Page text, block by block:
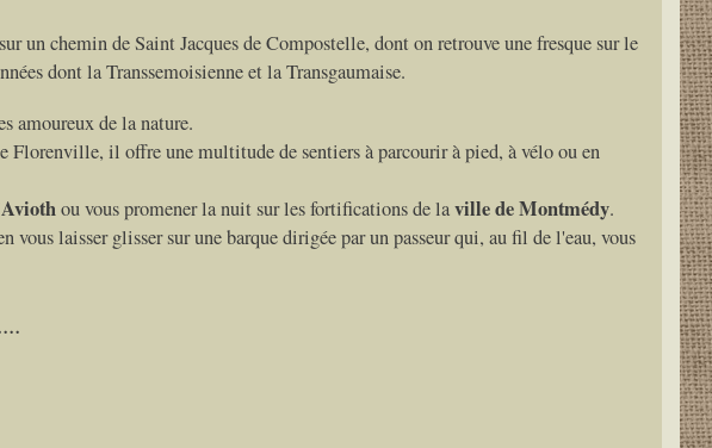
un chemin de Saint Jacques de Compostelle, dont on retrouve une fresque sur le
dont la Transsemoisienne et la Transgaumaise.
amoureux de la nature.
Florenville, il offre une multitude de sentiers à parcourir à pied, à vélo ou en
ou vous promener la nuit sur les fortifications de laville de Montmédy.
vous laisser glisser sur une barque dirigée par un passeur qui, au fil de l'eau, vous